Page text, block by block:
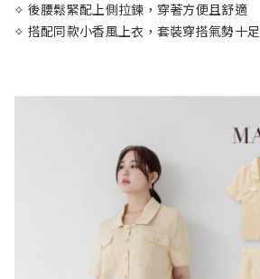
✧ 後腰鬆緊配上側拉鍊，穿著方便且舒適
✧ 搭配同款小香風上衣，套裝穿搭氣勢十足